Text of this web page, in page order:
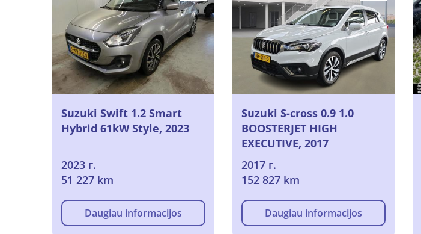
Suzuki Swift 1.2 Smart
Hybrid 61kW Style, 2023
2023 г.
51 227 km
Daugiau informacijos
Suzuki S-cross 0.9 1.0
BOOSTERJET HIGH
EXECUTIVE, 2017
2017 г.
152 827 km
Daugiau informacijos